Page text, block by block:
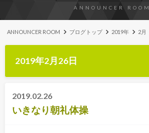
ANNOUNCER ROOM
ANNOUNCER ROOM ブログトップ 2019年 2月
2019年2月26日
2019.02.26
いきなり朝礼体操